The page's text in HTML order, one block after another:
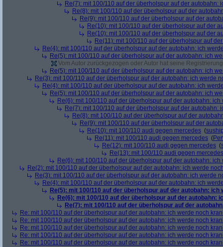
Re(7): mit 100/110 auf der überholspur auf der autobahn:
Re(8): mit 100/110 auf der überholspur auf der
Re(9): mit 100/110 auf der überholspur auf der
Re(10): mit 100/110 auf der überholspur auf der
Re(10): mit 100/110 auf der überholspur auf der
Re(11): mit 100/110 auf der überholspur auf
Re(4): mit 100/110 auf der überholspur auf der autobahn: ich
Re(5): mit 100/110 auf der überholspur auf der autobahn: ich
Vom Autor zurückgezogen oder Autor hat seine
Re(5): mit 100/110 auf der überholspur auf der autobahn: ich
Re(3): mit 100/110 auf der überholspur auf der autobahn: ich werde
Re(4): mit 100/110 auf der überholspur auf der autobahn: ich
Re(5): mit 100/110 auf der überholspur auf der autobahn: ich
Re(6): mit 100/110 auf der überholspur auf der autobahn:
Re(7): mit 100/110 auf der überholspur auf der autobahn:
Re(8): mit 100/110 auf der überholspur auf der
Re(9): mit 100/110 auf der überholspur auf der
Re(10): mit 100/110 audi gegen mercedes (
Re(11): mit 100/110 audi gegen mercedes (
Re(12): mit 100/110 audi gegen mercedes (
Re(13): mit 100/110 audi gegen mercedes
Re(6): mit 100/110 auf der überholspur auf der autobahn:
Re(2): mit 100/110 auf der überholspur auf der autobahn: ich werde
Re(3): mit 100/110 auf der überholspur auf der autobahn: ich werde
Re(4): mit 100/110 auf der überholspur auf der autobahn: ich
Re(5): mit 100/110 auf der überholspur auf der autobahn: ich
Re(6): mit 100/110 auf der überholspur auf der autobahn:
Re(7): mit 100/110 auf der überholspur auf der
Re: mit 100/110 auf der überholspur auf der autobahn: ich werde noch
Re: mit 100/110 auf der überholspur auf der autobahn: ich werde noch
Re: mit 100/110 auf der überholspur auf der autobahn: ich werde noch
Re: mit 100/110 auf der überholspur auf der autobahn: ich werde noch
Re: mit 100/110 auf der überholspur auf der autobahn: ich werde noch